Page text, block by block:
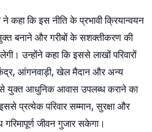
ने कहा कि इस नीति के प्रभावी क्रियान्वयन
बनाने और गरीबों के सशक्तीकरण की
उन्होंने कहा कि इससे लाखों परिवारों
आंगनवाड़ी, खेल मैदान और अन्य
युक्त आधुनिक आवास उपलब्ध कराने का
प्रत्येक परिवार सम्मान, सुरक्षा और
जीवन गुजार सकेगा।